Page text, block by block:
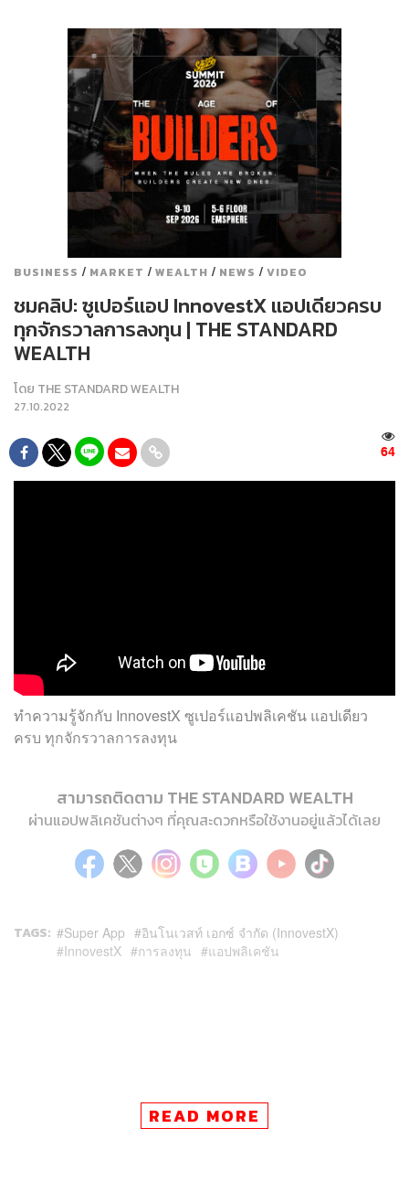
BUSINESS / MARKET / WEALTH / NEWS / VIDEO
ชมคลิป: ซูเปอร์แอป InnovestX แอปเดียวครบ
ทุกจักรวาลการลงทุน | THE STANDARD
WEALTH
โดย THE STANDARD WEALTH
27.10.2022
64
ทำความรู้จักกับ InnovestX ซูเปอร์แอปพลิเคชัน แอปเดียว
ครบ ทุกจักรวาลการลงทุน
สามารถติดตาม THE STANDARD WEALTH
ผ่านแอปพลิเคชันต่างๆ ที่คุณสะดวกหรือใช้งานอยู่แล้วได้เลย
TAGS: Super App
อินโนเวสท์ เอกซ์ จำกัด (InnovestX)
InnovestX
การลงทุน แอปพลิเคชัน
READ MORE